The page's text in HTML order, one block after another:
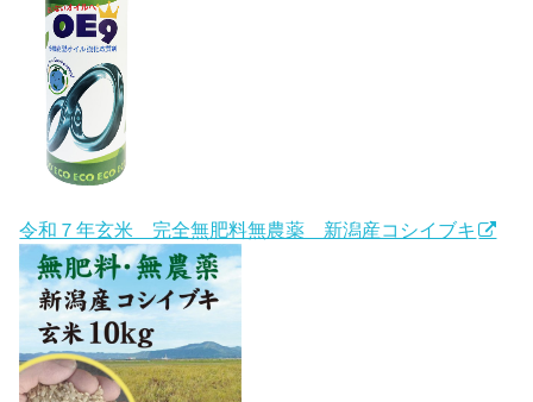
令和７年玄米 完全無肥料無農薬 新潟産コシイブキ